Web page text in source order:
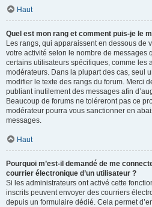
Haut
Quel est mon rang et comment puis-je le
Les rangs, qui apparaissent en dessous de
votre activité selon le nombre de messages
certains utilisateurs spécifiques, comme les
modérateurs. Dans la plupart des cas, seul
modifier le texte des rangs du forum. Merci
publiant inutilement des messages afin
Beaucoup de forums ne toléreront pas ce
modérateur pourra vous sanctionner en
messages.
Haut
Pourquoi m’est-il demandé de me
courrier électronique d’un utilisateur ?
Si les administrateurs ont activé cette
inscrits peuvent envoyer des courriers
depuis un formulaire dédié. Cela permet